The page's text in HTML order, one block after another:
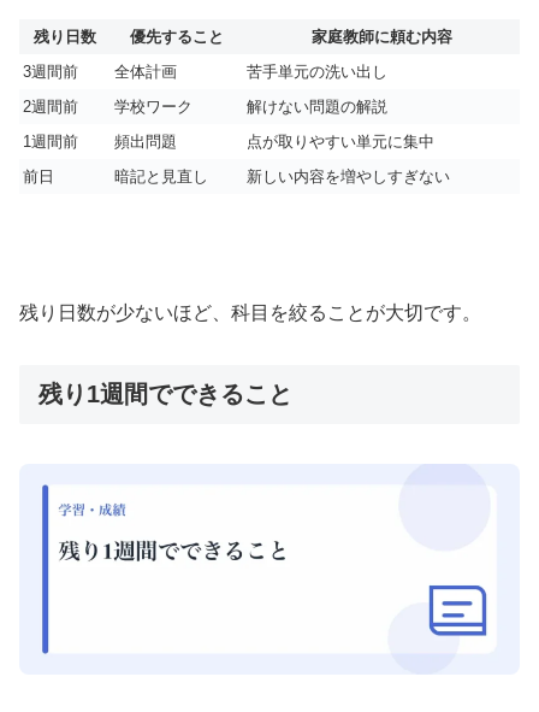
残り日数 優先すること
家庭教師に頼む内容
3週間前
全体計画
苦手単元の洗い出し
2週間前
学校ワーク
解けない問題の解説
1週間前
頻出問題
点が取りやすい単元に集中
前日
暗記と見直し 新しい内容を増やしすぎない
残り日数が少ないほど、科目を絞ることが大切です。
残り1週間でできること